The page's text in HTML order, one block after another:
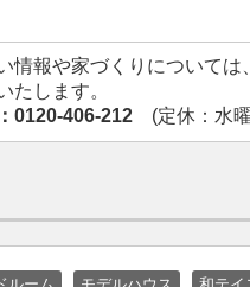
情報や家づくりについて
たします。
0120-406-212 (定休：水